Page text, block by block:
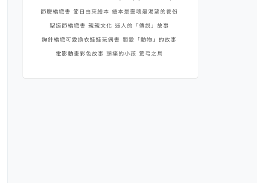
節慶編織書 節日由來繪本 繪本是靈魂最渴望的養份
聖誕節編織書 親親文化 迷人的「傳說」故事
鉤針編織可愛換衣娃娃玩偶書 關愛「動物」的故事
電影動畫彩色故事 頭痛的小孩 驚弓之鳥